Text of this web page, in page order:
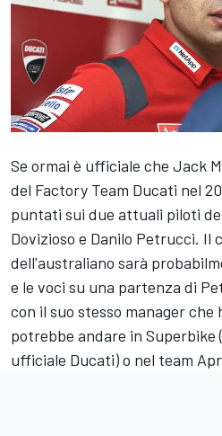
Se ormai è ufficiale che Jack
del Factory Team Ducati nel
puntati sui due attuali piloti
Dovizioso e Danilo Petrucci. Il
dell'australiano sarà
e le voci su una partenza di
con il suo stesso manager che
potrebbe andare in Superbike
ufficiale Ducati) o nel team